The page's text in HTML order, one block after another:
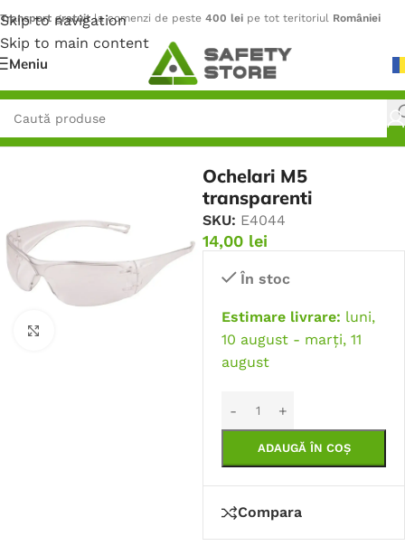
Skip to navigation
Skip to main content
Transport gratuitla comenzi de peste 400 lei pe tot teritoriul României
Meniu
Prima pagină/Protecție pentru ochi Ochelari de protecție
Ochelari M5
transparenti
SKU: E4044
14,00 lei
În stoc
Estimare livrare: luni,
10 august - marți, 11
august
ADAUGĂ ÎN COȘ
Compara